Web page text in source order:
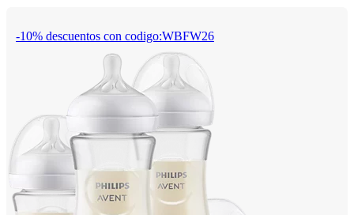
-10% descuentos con codigo:WBFW26